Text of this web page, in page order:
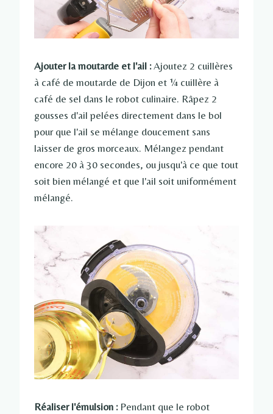
Ajouter la moutarde et l'ail :Ajoutez 2 cuillères
à café de moutarde de Dijon et ¼ cuillère à
café de sel dans le robot culinaire. Râpez 2
gousses d'ail pelées directement dans le bol
pour que l'ail se mélange doucement sans
laisser de gros morceaux. Mélangez pendant
encore 20 à 30 secondes, ou jusqu'à ce que tout
soit bien mélangé et que l'ail soit uniformément
mélangé.
Réaliser l'émulsion :Pendant que le robot